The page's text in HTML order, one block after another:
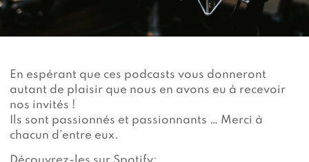
En espérant que ces podcasts vous donneront
autant de plaisir que nous en avons eu à recevoir
nos invités !
Ils sont passionnés et passionnants … Merci à
chacun d’entre eux.